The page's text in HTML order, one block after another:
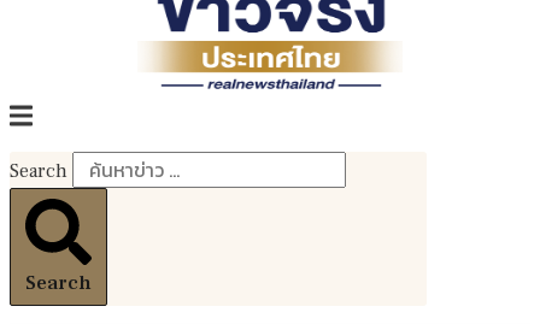
Search
Search